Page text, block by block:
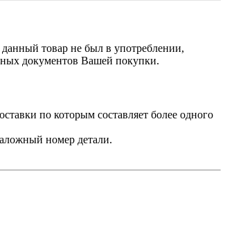
товар не был в употреблении,
документов Вашей покупки.
по которым составляет более одного
номер детали.